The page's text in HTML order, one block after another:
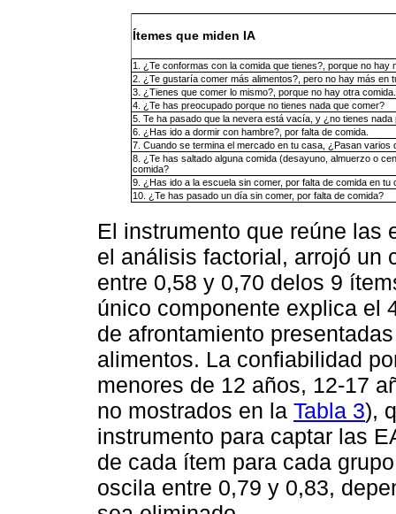
Ítemes que miden IA
1. ¿Te conformas con la comida que tienes?, porque no hay
2. ¿Te gustaría comer más alimentos?, pero no hay más en
3. ¿Tienes que comer lo mismo?, porque no hay otra comida.
4. ¿Te has preocupado porque no tienes nada que comer?
5. Te ha pasado que la nevera está vacía, y ¿no tienes nada
6. ¿Has ido a dormir con hambre?, por falta de comida.
7. Cuando se termina el mercado en tu casa, ¿Pasan varios
8. ¿Te has saltado alguna comida (desayuno, almuerzo o
comida?
9. ¿Has ido a la escuela sin comer, por falta de comida en tu
10. ¿Te has pasado un día sin comer, por falta de comida?
El instrumento que reúne las
el análisis factorial, arrojó un
entre 0,58 y 0,70 delos 9
único componente explica el
de afrontamiento
alimentos. La confiabilidad
menores de 12 años, 12-17
no mostrados en la Tabla 3),
instrumento para captar las
de cada ítem para cada
oscila entre 0,79 y 0,83,